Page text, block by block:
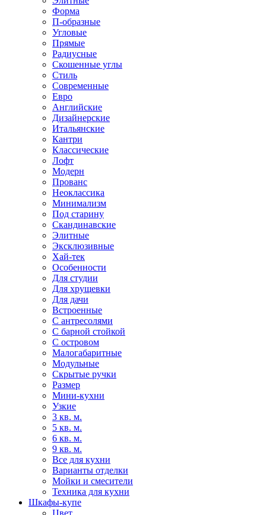
Форма
П-образные
Угловые
Прямые
Радиусные
Скошенные углы
Стиль
Современные
Евро
Английские
Дизайнерские
Итальянские
Кантри
Классические
Лофт
Модерн
Прованс
Неоклассика
Минимализм
Под старину
Скандинавские
Элитные
Эксклюзивные
Хай-тек
Особенности
Для студии
Для хрущевки
Для дачи
Встроенные
С антресолями
С барной стойкой
С островом
Малогабаритные
Модульные
Скрытые ручки
Размер
Мини-кухни
Узкие
3 кв. м.
5 кв. м.
6 кв. м.
9 кв. м.
Все для кухни
Варианты отделки
Мойки и смесители
Техника для кухни
Шкафы-купе
Цвет